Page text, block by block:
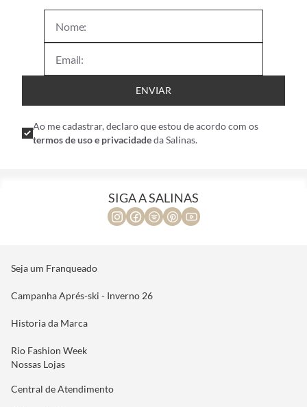
ENVIAR
Ao me cadastrar, declaro que estou de acordo com os
termos de uso e privacidadeda Salinas.
SIGA A SALINAS
Seja um Franqueado
Campanha Aprés-ski - Inverno 26
Historia da Marca
Rio Fashion Week
Nossas Lojas
Central de Atendimento